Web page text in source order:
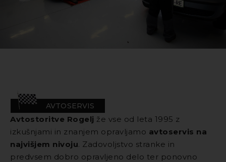
AVTOSERVIS
Avtostoritve Rogelj že vse od leta 1995 z
izkušnjami in znanjem opravljamo avtoservis na
najvišjem nivoju. Zadovoljstvo stranke in
predvsem dobro opravljeno delo ter ponovno